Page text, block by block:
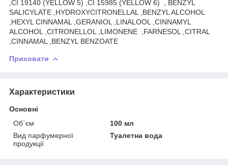
,CI 19140 (YELLOW 5) ,CI 15985 (YELLOW 6) , BENZYL
SALICYLATE ,HYDROXYCITRONELLAL ,BENZYL ALCOHOL
,HEXYL CINNAMAL ,GERANIOL ,LINALOOL ,CINNAMYL
ALCOHOL ,CITRONELLOL ,LIMONENE ,FARNESOL ,CITRAL
,CINNAMAL ,BENZYL BENZOATE
Приховати
Характеристики
Основні
Об`єм
100 мл
Вид парфумерної
продукції
Туалетна вода